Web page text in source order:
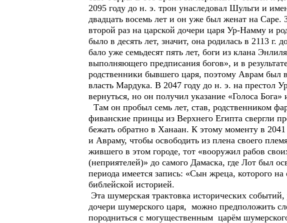
2095 году до н. э. трон унаследовал Шульги и
двадцать восемь лет и он уже был женат на Саре.
второй раз на царской дочери царя Ур-Намму и
было в десять лет, значит, она родилась в 2113
бало уже семьдесят пять лет, боги из клана
выполняющего предписания богов», и в
родственники бывшего царя, поэтому Аврам был
власть Мардука. В 2047 году до н. э. на
вернуться, но он получил указание «Голоса Бога»
Там он пробыл семь лет, став, родственником
фиванские принцы из Верхнего Египта свергли
бежать обратно в Ханаан. К этому моменту в
и Авраму, чтобы освободить из плена своего
жившего в этом городе, тот «вооружил рабов
(неприятелей)» до самого Дамаска, где Лот был
периода имеется запись: «Сын жреца, которого на
библейской историей.
Эта шумерская трактовка исторических
дочери шумерского царя, можно предположить
породниться с могущественным царём